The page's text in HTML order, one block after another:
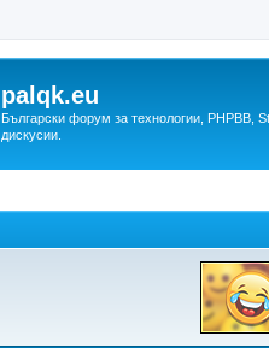
palqk.eu
Български форум за технологии, PHPBB,
дискусии.